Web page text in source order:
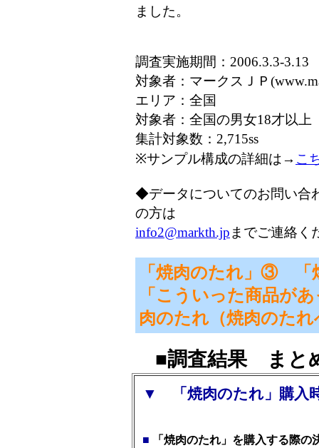
ました。
調査実施期間：2006.3.3-3.13
対象者：マークスＪＰ
エリア：全国
対象者：全国の男女18才以上
集計対象数：2,715ss
※サンプル構成の詳細は→ こ
◆データについてのお問い合
の方は
info2@markth.jp までご連絡く
「焼肉のたれ」③ 「
「こういった商品が
肉のたれ（焼肉のた
■調査結果 まと
▼ 「焼肉のたれ」購入
■
「焼肉のたれ」を購入する際